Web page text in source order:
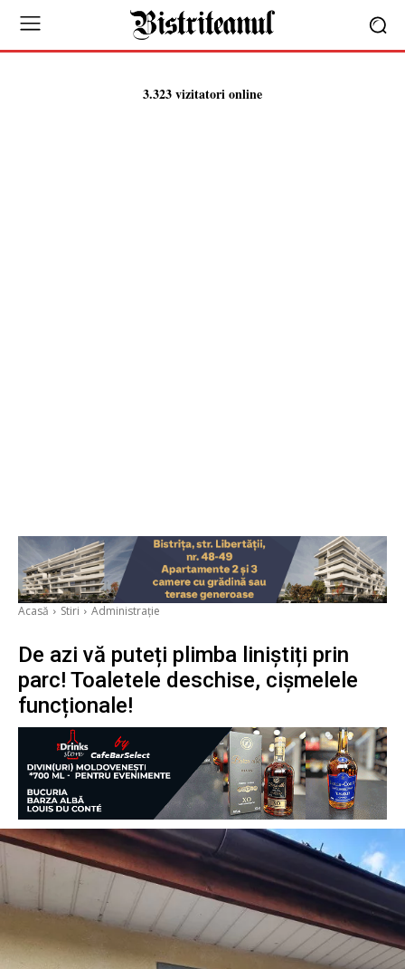
3.323 vizitatori online
Acasă Stiri Administrație
De azi vă puteți plimba liniștiți prin
parc! Toaletele deschise, cișmelele
funcționale!